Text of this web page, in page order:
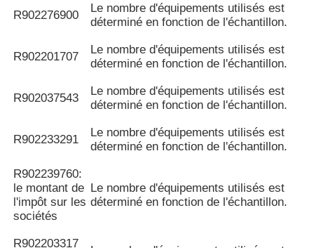
R902276900
Le nombre d'équipements utilisés est
déterminé en fonction de l'échantillon.
R902201707
Le nombre d'équipements utilisés est
déterminé en fonction de l'échantillon.
R902037543
Le nombre d'équipements utilisés est
déterminé en fonction de l'échantillon.
R902233291
Le nombre d'équipements utilisés est
déterminé en fonction de l'échantillon.
R902239760:
le montant de
l'impôt sur les
sociétés
Le nombre d'équipements utilisés est
déterminé en fonction de l'échantillon.
R902203317